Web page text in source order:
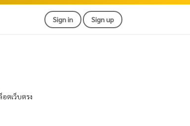
Sign in Sign up